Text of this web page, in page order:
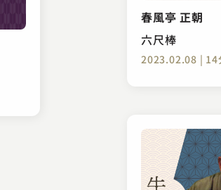
春風亭 正朝
六尺棒
2023.02.08 | 14